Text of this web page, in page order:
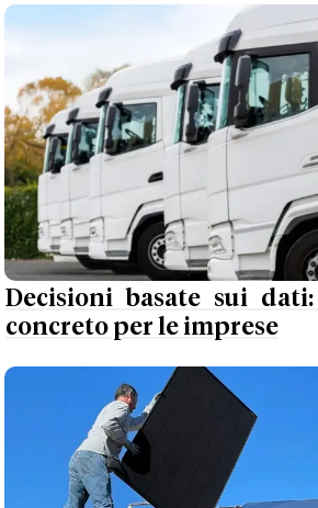
Decisioni basate sui
concreto per le imprese